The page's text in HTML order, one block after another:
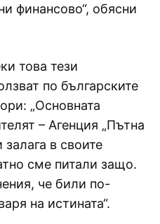
финансово“, обясни
това тези
по българските
„Основната
– Агенция „Пътна
залага в своите
сме питали защо.
че били по-
на истината“.